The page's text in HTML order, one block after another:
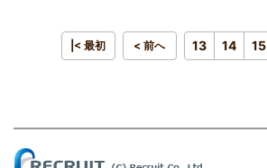
|< 最初 < 前へ 13 14 15